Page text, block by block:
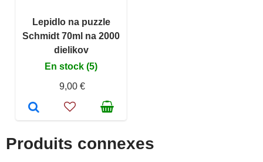
Lepidlo na puzzle
Schmidt 70ml na 2000
dielikov
En stock (5)
9,00 €
Produits connexes